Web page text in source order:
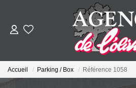
ACHETER
Accueil Parking / Box Référence 1058